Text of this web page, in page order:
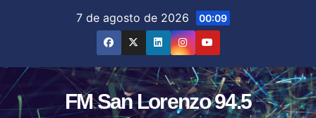
7 de agosto de 2026 00:09
FM San Lorenzo 94.5